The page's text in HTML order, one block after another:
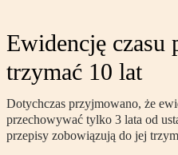
Ewidencję czasu
trzymać 10 lat
Dotychczas przyjmowano, że
przechowywać tylko 3 lata od
przepisy zobowiązują do jej